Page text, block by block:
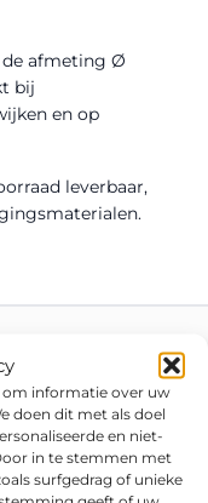
om informatie over uw
doen dit met als doel
en niet-
in te stemmen met
surfgedrag of unieke
de afmeting Ø
bij
en op
leverbaar,